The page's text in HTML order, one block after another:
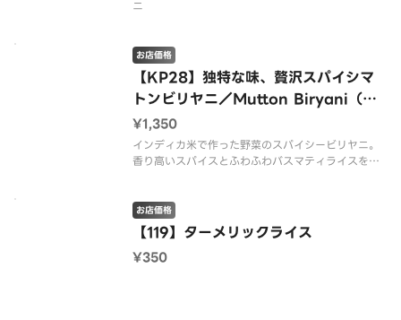
ニ
【KP28】独特な味、贅沢スパイシマ
トンビリヤニ／Mutton Biryani（バ
スマティライス使用）
お店価格
¥1,350
インディカ米で作った野菜のスパイシービリヤニ。
香り高いスパイスとふわふわバスマティライスを使
【119】ターメリックライス
お店価格
¥350